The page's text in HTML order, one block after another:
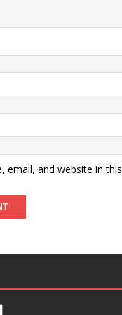
email, and website in